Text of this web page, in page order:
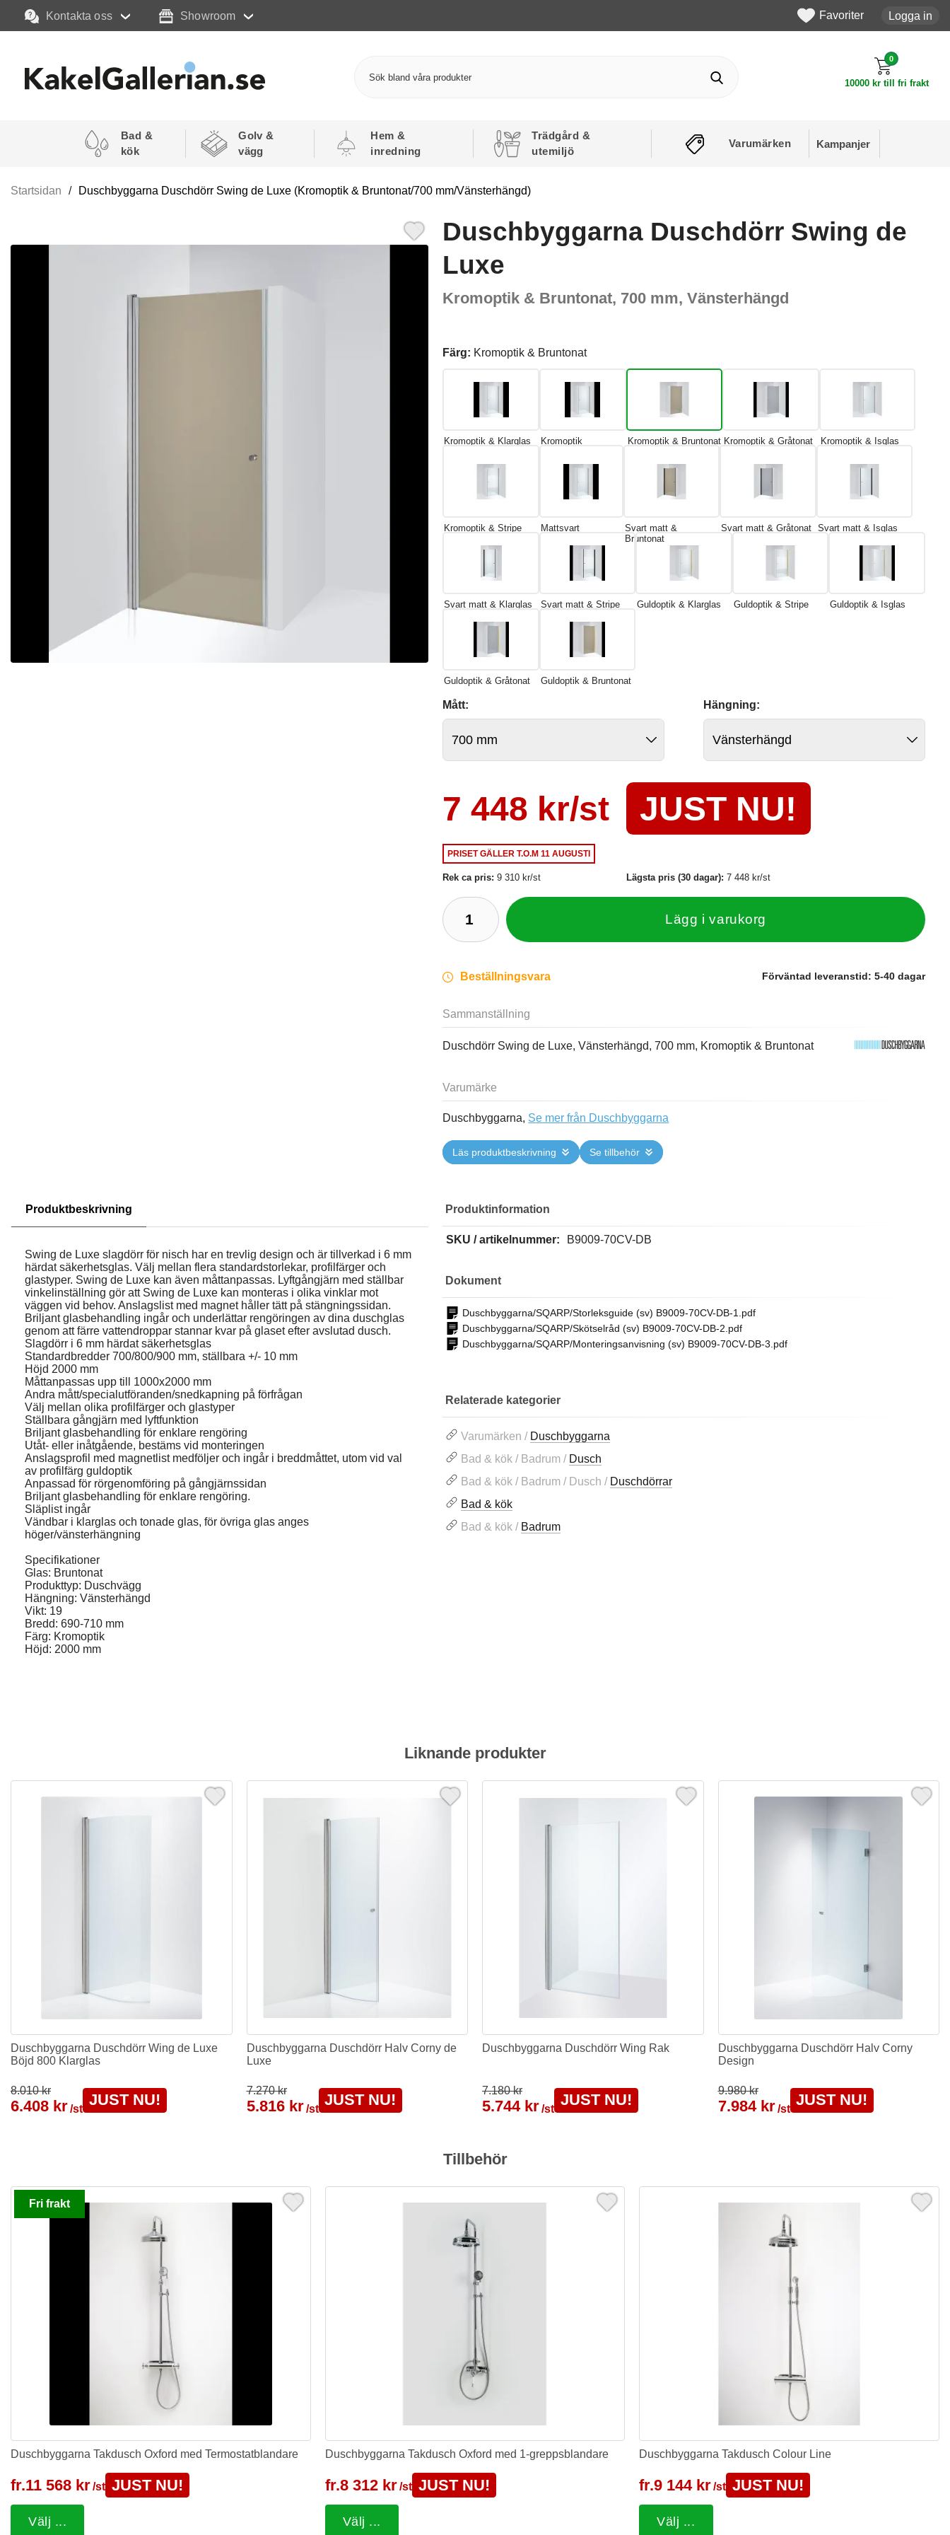
Kontakta oss Showroom Favoriter Logga in
0
10000 kr till fri frakt
Bad &
kök
Golv &
vägg
Hem &
inredning
Trädgård &
utemiljö
Varumärken Kampanjer
Startsidan Duschbyggarna Duschdörr Swing de Luxe (Kromoptik & Bruntonat/700 mm/Vänsterhängd)
Duschbyggarna Duschdörr Swing de
Luxe
Kromoptik & Bruntonat, 700 mm, Vänsterhängd
Färg: Kromoptik & Bruntonat
Kromoptik & Klarglas Kromoptik Kromoptik & Bruntonat Kromoptik & Gråtonat Kromoptik & Isglas
Kromoptik & Stripe Mattsvart
Svart matt &
Bruntonat
Svart matt & Gråtonat Svart matt & Isglas
Svart matt & Klarglas Svart matt & Stripe Guldoptik & Klarglas Guldoptik & Stripe Guldoptik & Isglas
Guldoptik & Gråtonat Guldoptik & Bruntonat
Mått: Hängning:
7 448 kr/st JUST NU!
PRISET GÄLLERT.O.M 11 AUGUSTI
Rek ca pris:9 310 kr/st Lägsta pris (30 dagar):7 448 kr/st
Lägg i varukorg
Beställningsvara Förväntad leveranstid: 5-40 dagar
Sammanställning
Duschdörr Swing de Luxe, Vänsterhängd, 700 mm, Kromoptik & Bruntonat
Varumärke
Duschbyggarna, Se mer från Duschbyggarna
Läs produktbeskrivning Se tillbehör
Produktbeskrivning
Swing de Luxe slagdörr för nisch har en trevlig design och är tillverkad i 6 mm
härdat säkerhetsglas. Välj mellan flera standardstorlekar, profilfärger och
glastyper. Swing de Luxe kan även måttanpassas. Lyftgångjärn med ställbar
vinkelinställning gör att Swing de Luxe kan monteras i olika vinklar mot
väggen vid behov. Anslagslist med magnet håller tätt på stängningssidan.
Briljant glasbehandling ingår och underlättar rengöringen av dina duschglas
genom att färre vattendroppar stannar kvar på glaset efter avslutad dusch.
Slagdörr i 6 mm härdat säkerhetsglas
Standardbredder 700/800/900 mm, ställbara +/- 10 mm
Höjd 2000 mm
Måttanpassas upp till 1000x2000 mm
Andra mått/specialutföranden/snedkapning på förfrågan
Välj mellan olika profilfärger och glastyper
Ställbara gångjärn med lyftfunktion
Briljant glasbehandling för enklare rengöring
Utåt- eller inåtgående, bestäms vid monteringen
Anslagsprofil med magnetlist medföljer och ingår i breddmåttet, utom vid val
av profilfärg guldoptik
Anpassad för rörgenomföring på gångjärnssidan
Briljant glasbehandling för enklare rengöring.
Släplist ingår
Vändbar i klarglas och tonade glas, för övriga glas anges
höger/vänsterhängning
Specifikationer
Glas: Bruntonat
Produkttyp: Duschvägg
Hängning: Vänsterhängd
Vikt: 19
Bredd: 690-710 mm
Färg: Kromoptik
Höjd: 2000 mm
Produktinformation
SKU / artikelnummer: B9009-70CV-DB
Dokument
Duschbyggarna/SQARP/Storleksguide (sv) B9009-70CV-DB-1.pdf
Duschbyggarna/SQARP/Skötselråd (sv) B9009-70CV-DB-2.pdf
Duschbyggarna/SQARP/Monteringsanvisning (sv) B9009-70CV-DB-3.pdf
Relaterade kategorier
Varumärken / Duschbyggarna
Bad & kök / Badrum / Dusch
Bad & kök / Badrum / Dusch / Duschdörrar
Bad & kök
Bad & kök / Badrum
Liknande produkter
Duschbyggarna Duschdörr Wing de Luxe
Böjd 800 Klarglas
8.010 kr
6.408 kr/st
JUST NU!
Duschbyggarna Duschdörr Halv Corny de
Luxe
7.270 kr
5.816 kr /st
JUST NU!
Duschbyggarna Duschdörr Wing Rak
7.180 kr
5.744 kr/st
JUST NU!
Duschbyggarna Duschdörr Halv Corny
Design
9.980 kr
7.984 kr /st
JUST NU!
Tillbehör
Fri frakt
Duschbyggarna Takdusch Oxford med Termostatblandare
fr.11 568 kr/st JUST NU!
Välj ...
Duschbyggarna Takdusch Oxford med 1-greppsblandare
fr.8 312 kr/st JUST NU!
Välj ...
Duschbyggarna Takdusch Colour Line
fr.9 144 kr/st JUST NU!
Välj ...